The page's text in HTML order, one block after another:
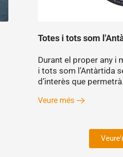
Totes i tots som
Durant el proper any i
i tots som l’Antàrtida
d’interès que
Veure més